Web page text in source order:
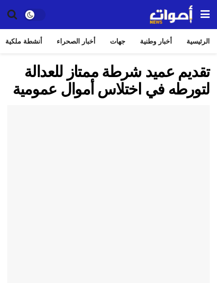
الرئيسية أخبار وطنية جهات أخبار الصحراء أنشطة ملكية
تقديم عميد شرطة ممتاز للعدالة
لتورطه في اختلاس أموال عمومية